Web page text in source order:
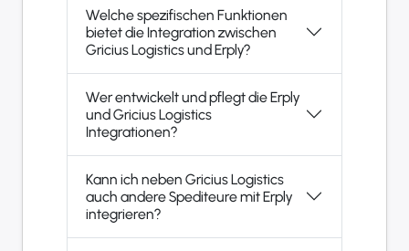
Welche spezifischen Funktionen
bietet die Integration zwischen
Gricius Logistics und Erply?
Wer entwickelt und pflegt die Erply
und Gricius Logistics
Integrationen?
Kann ich neben Gricius Logistics
auch andere Spediteure mit Erply
integrieren?